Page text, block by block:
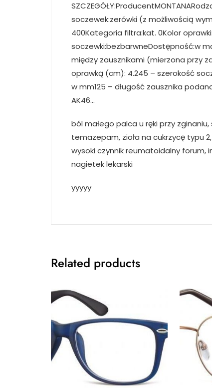
soczewek:zerówki (z możliwością
400Kategoria filtra:kat. 0Kolor
soczewki:bezbarwneDostępność:w
między zausznikami (mierzona przy
oprawką (cm): 4.245 – szerokość
w mm125 – długość zausznika
AK46…
ból małego palca u ręki przy
temazepam, zioła na cukrzycę typu
wysoki czynnik reumatoidalny forum,
nagietek lekarski
yyyyy
Related products